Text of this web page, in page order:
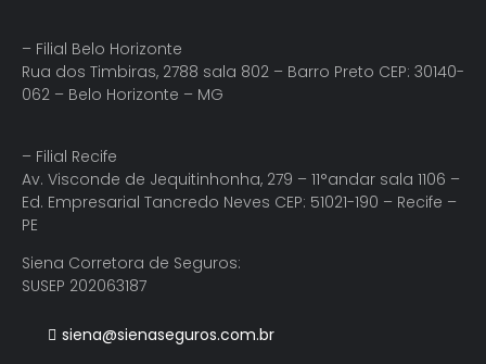
– Filial Belo Horizonte
Rua dos Timbiras, 2788 sala 802 – Barro Preto CEP: 30140-
062 – Belo Horizonte – MG
– Filial Recife
Av. Visconde de Jequitinhonha, 279 – 11°andar sala 1106 –
Ed. Empresarial Tancredo Neves CEP: 51021-190 – Recife –
PE
Siena Corretora de Seguros:
SUSEP 202063187
siena@sienaseguros.com.br